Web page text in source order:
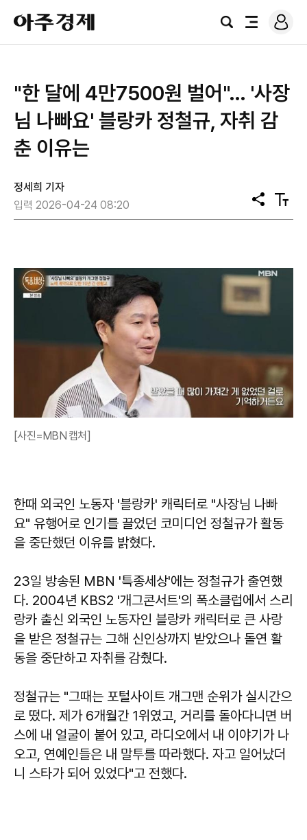
아
주
경
검
전
로
그
"한 달에 4만7500원 벌어"… '사장
님 나빠요' 블랑카 정철규, 자취 감
춘 이유는
정세희 기자
입력 2026-04-24 08:20
공
유
텍
스
[사진=MBN 캡처]
한때 외국인 노동자 '블랑카' 캐릭터로 "사장님 나빠
요" 유행어로 인기를 끌었던 코미디언 정철규가 활동
을 중단했던 이유를 밝혔다.
23일 방송된 MBN '특종세상'에는 정철규가 출연했
다. 2004년 KBS2 '개그콘서트'의 폭소클럽에서 스리
랑카 출신 외국인 노동자인 블랑카 캐릭터로 큰 사랑
을 받은 정철규는 그해 신인상까지 받았으나 돌연 활
동을 중단하고 자취를 감췄다.
정철규는 "그때는 포털사이트 개그맨 순위가 실시간으
로 떴다. 제가 6개월간 1위였고, 거리를 돌아다니면 버
스에 내 얼굴이 붙어 있고, 라디오에서 내 이야기가 나
오고, 연예인들은 내 말투를 따라했다. 자고 일어났더
니 스타가 되어 있었다"고 전했다.